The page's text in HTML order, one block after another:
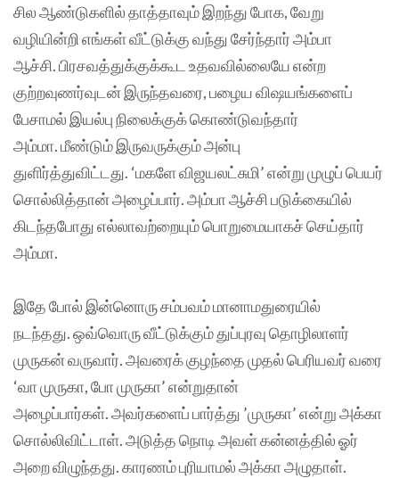
சில ஆண்டுகளில் தாத்தாவும் இறந்து போக, வேறு
வழியின்றி எங்கள் வீட்டுக்கு வந்து சேர்ந்தார் அம்பா
ஆச்சி. பிரசவத்துக்குக்கூட உதவவில்லையே என்ற
குற்றவுணர்வுடன் இருந்தவரை, பழைய விஷயங்களைப்
பேசாமல் இயல்பு நிலைக்குக் கொண்டுவந்தார்
அம்மா. மீண்டும் இருவருக்கும் அன்பு
துளிர்த்துவிட்டது. ‘மகளே விஜயலட்சுமி’ என்று முழுப் பெயர்
சொல்லித்தான் அழைப்பார். அம்பா ஆச்சி படுக்கையில்
கிடந்தபோது எல்லாவற்றையும் பொறுமையாகச் செய்தார்
அம்மா.
இதே போல் இன்னொரு சம்பவம் மானாமதுரையில்
நடந்தது. ஒவ்வொரு வீட்டுக்கும் துப்புரவு தொழிலாளர்
முருகன் வருவார். அவரைக் குழந்தை முதல் பெரியவர் வரை
‘வா முருகா, போ முருகா’ என்றுதான்
அழைப்பார்கள். அவர்களைப் பார்த்து ’முருகா’ என்று அக்கா
சொல்லிவிட்டாள். அடுத்த நொடி அவள் கன்னத்தில் ஓர்
அறை விழுந்தது. காரணம் புரியாமல் அக்கா அழுதாள்.